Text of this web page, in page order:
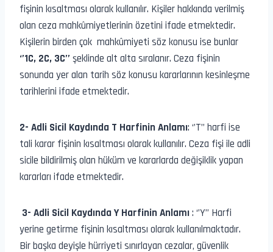
fişinin kısaltması olarak kullanılır. Kişiler hakkında verilmiş
olan ceza mahkûmiyetlerinin özetini ifade etmektedir.
Kişilerin birden çok mahkûmiyeti söz konusu ise bunlar
‘’1C, 2C, 3C’’ şeklinde alt alta sıralanır. Ceza fişinin
sonunda yer alan tarih söz konusu kararlarının kesinleşme
tarihlerini ifade etmektedir.
2- Adli Sicil Kaydında T Harfinin Anlamı: ‘’T’’ harfi ise
tali karar fişinin kısaltması olarak kullanılır. Ceza fişi ile adli
sicile bildirilmiş olan hüküm ve kararlarda değişiklik yapan
kararları ifade etmektedir.
3- Adli Sicil Kaydında Y Harfinin Anlamı: ‘’Y’’ Harfi
yerine getirme fişinin kısaltması olarak kullanılmaktadır.
Bir başka deyişle hürriyeti sınırlayan cezalar, güvenlik